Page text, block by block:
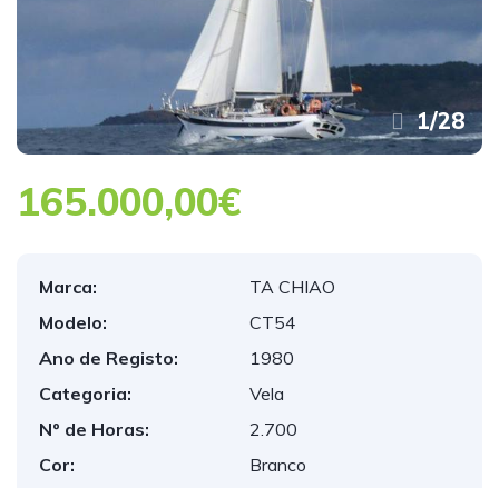
1/28
165.000,00€
Marca:
TA CHIAO
Modelo:
CT54
Ano de Registo:
1980
Categoria:
Vela
Nº de Horas:
2.700
Cor:
Branco